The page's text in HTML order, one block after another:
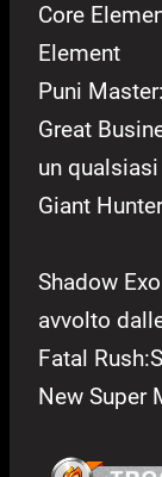
Core
Element
Puni
Great
un
Giant
Shadow
avvolto
Fatal
New Super